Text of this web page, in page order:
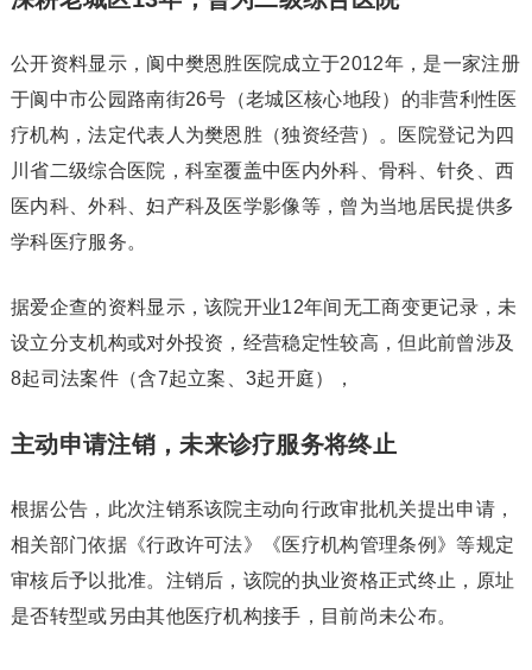
公开资料显示，阆中樊恩胜医院成立于2012年，是一家注册
于阆中市公园路南街26号（老城区核心地段）的非营利性医
疗机构，法定代表人为樊恩胜（独资经营）。医院登记为四
川省二级综合医院，科室覆盖中医内外科、骨科、针灸、西
医内科、外科、妇产科及医学影像等，曾为当地居民提供多
学科医疗服务。
据爱企查的资料显示，该院开业12年间无工商变更记录，未
设立分支机构或对外投资，经营稳定性较高，但此前曾涉及
8起司法案件（含7起立案、3起开庭），
主动申请注销，未来诊疗服务将终止
根据公告，此次注销系该院主动向行政审批机关提出申请，
相关部门依据《行政许可法》《医疗机构管理条例》等规定
审核后予以批准。注销后，该院的执业资格正式终止，原址
是否转型或另由其他医疗机构接手，目前尚未公布。